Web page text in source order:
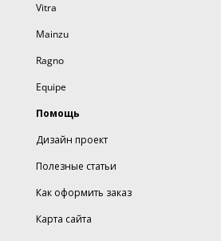
Vitra
Mainzu
Ragno
Equipe
Помощь
Дизайн проект
Полезные статьи
Как оформить заказ
Карта сайта